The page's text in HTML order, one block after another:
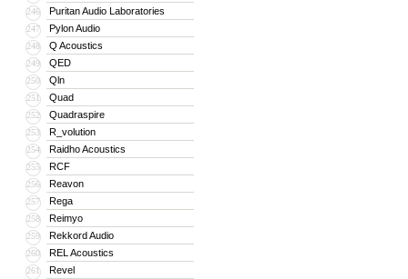
246 Puritan Audio Laboratories
247 Pylon Audio
248 Q Acoustics
249 QED
250 Qln
251 Quad
252 Quadraspire
253 R_volution
254 Raidho Acoustics
255 RCF
256 Reavon
257 Rega
258 Reimyo
259 Rekkord Audio
260 REL Acoustics
261 Revel